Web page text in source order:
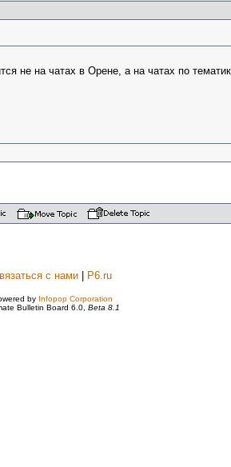
не на чатах в Орене, а на чатах по
с нами P6.ru
by Infopop Corporation
Bulletin Board 6.0, Beta 8.1